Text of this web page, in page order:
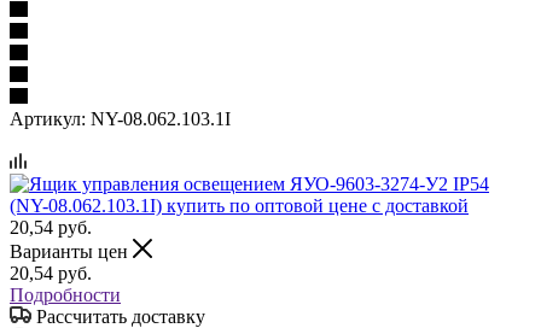
Артикул: NY-08.062.103.1I
20,54 руб.
Варианты цен
20,54 руб.
Подробности
Рассчитать доставку